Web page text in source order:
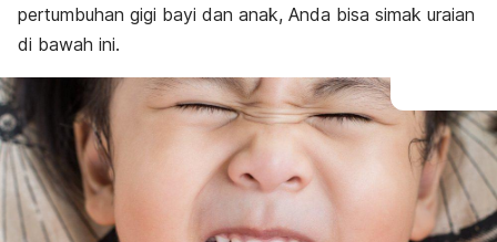
pertumbuhan gigi bayi dan anak, Anda bisa simak uraian
di bawah ini.